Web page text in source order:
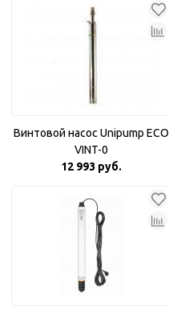
Винтовой насос Unipump ECO
VINT-0
12 993 руб.